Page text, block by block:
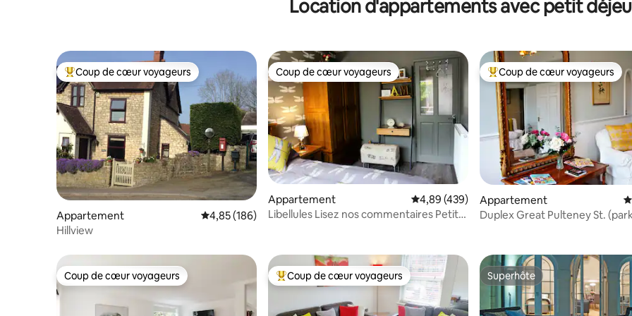
Location d'appartements avec petit
Coups de cœur voyageurs les plus appréciés
Coup de cœur voyageurs
Appartement Évaluation moyenne sur la base de 186 commentaires : 4,85 sur 5
4,85 (186)
Hillview
Coup de cœur voyageurs
Coup de cœur voyageurs
Appartement Évaluation moyenne sur la base de 439
4,89 (439)
Libellules Lisez nos commentaires Petit
Coups de cœur voyageurs les
Coup de cœur voyageurs
Appartement
Duplex Great Pulteney St.
Coup de cœur voyageurs
Coup de cœur voyageurs Coups de cœur voyageurs les plus appréciés
Coup de cœur voyageurs Superhôte
Superhôte